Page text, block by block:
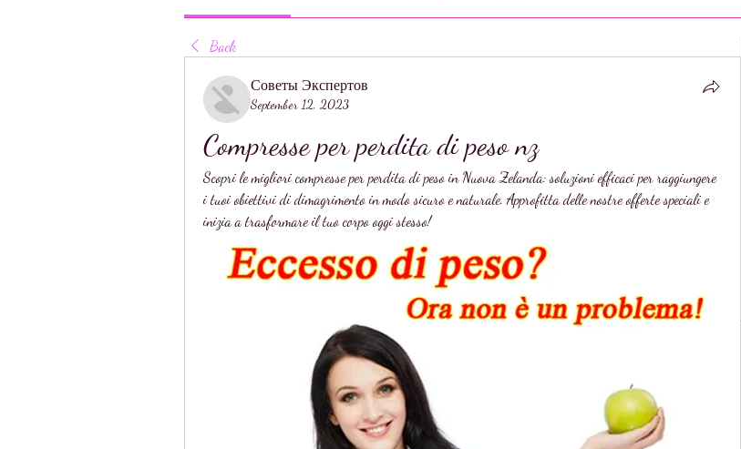
Back
Советы Экспертов
September 12, 2023
Compresse per perdita di peso nz
Scopri le migliori compresse per perdita di peso in Nuova Zelanda: soluzioni efficaci per raggiungere
i tuoi obiettivi di dimagrimento in modo sicuro e naturale. Approfitta delle nostre offerte speciali e
inizia a trasformare il tuo corpo oggi stesso!